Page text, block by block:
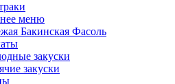
меню
Бакинская Фасоль
закуски
закуски